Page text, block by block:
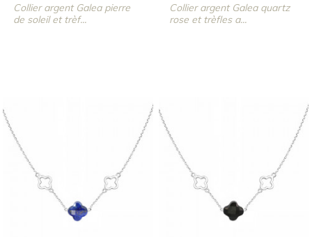
Collier argent Galea pierre
de soleil et trèf...
Collier argent Galea quartz
rose et trèfles a...